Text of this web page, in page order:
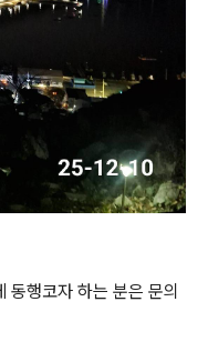
동행코자 하는 분은 문의